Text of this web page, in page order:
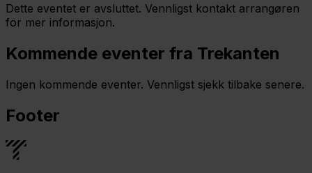
Dette eventet er avsluttet. Vennligst kontakt arrangøren
for mer informasjon.
Kommende eventer fra Trekanten
Ingen kommende eventer. Vennligst sjekk tilbake senere.
Footer